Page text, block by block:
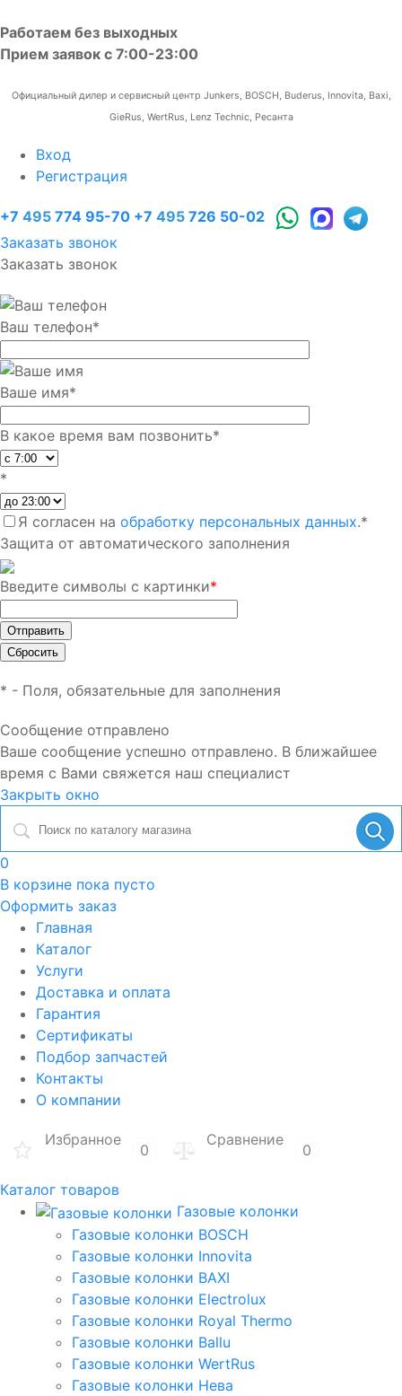
Работаем без выходных
Прием заявок с 7:00-23:00
Официальный дилер и сервисный центр Junkers, BOSCH, Buderus, Innovita, Baxi,
GieRus, WertRus, Lenz Technic, Ресанта
Вход
Регистрация
+7 495 774 95-70 +7 495 726 50-02
Заказать звонок
Заказать звонок
Ваш телефон*
Ваше имя*
В какое время вам позвонить*
*
Я согласен на обработку персональных данных.*
Защита от автоматического заполнения
Введите символы с картинки*
* - Поля, обязательные для заполнения
Сообщение отправлено
Ваше сообщение успешно отправлено. В ближайшее
время с Вами свяжется наш специалист
Закрыть окно
0
В корзине пока пусто
Оформить заказ
Главная
Каталог
Услуги
Доставка и оплата
Гарантия
Сертификаты
Подбор запчастей
Контакты
О компании
Избранное
0
Сравнение
0
Каталог товаров
Газовые колонки
Газовые колонки BOSCH
Газовые колонки Innovita
Газовые колонки BAXI
Газовые колонки Electrolux
Газовые колонки Royal Thermo
Газовые колонки Ballu
Газовые колонки WertRus
Газовые колонки Нева